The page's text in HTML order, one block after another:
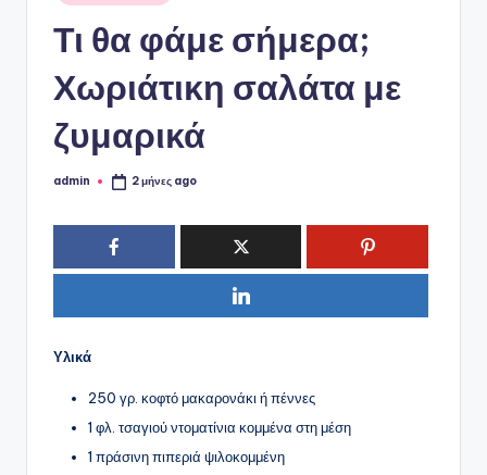
P
σε
Τι θα φάμε σήμερα;
Χωριάτικη σαλάτα με
ζυμαρικά
Συγγραφέας:
admin 2 μήνες ago
Υλικά
250 γρ. κοφτό μακαρονάκι ή πέννες
1 φλ. τσαγιού ντοματίνια κομμένα στη μέση
1 πράσινη πιπεριά ψιλοκομμένη